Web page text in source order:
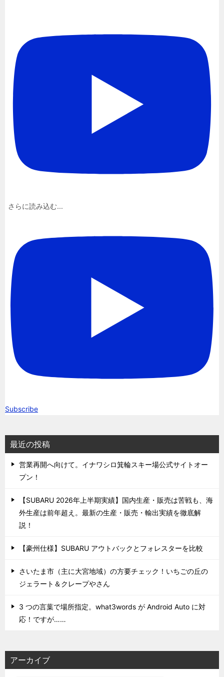
さらに読み込む...
Subscribe
最近の投稿
営業再開へ向けて。イナワシロ箕輪スキー場公式サイトオー
プン！
【SUBARU 2026年上半期実績】国内生産・販売は苦戦も、海
外生産は前年超え。最新の生産・販売・輸出実績を徹底解
説！
【豪州仕様】SUBARU アウトバックとフォレスターを比較
さいたま市（主に大宮地域）の方要チェック！いちごの丘の
ジェラート＆クレープやさん
3 つの言葉で場所指定。what3words が Android Auto に対
応！ですが……
アーカイブ